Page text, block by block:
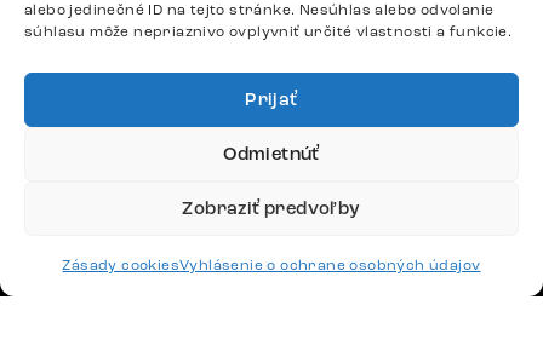
alebo jedinečné ID na tejto stránke. Nesúhlas alebo odvolanie
súhlasu môže nepriaznivo ovplyvniť určité vlastnosti a funkcie.
Prijať
Odmietnúť
Zobraziť predvoľby
Zásady cookiesVyhlásenie o ochrane osobných údajov
Česko Maďarsko Nemecko